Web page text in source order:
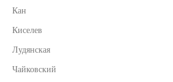
Кан
Киселев
Лудянская
Чайковский